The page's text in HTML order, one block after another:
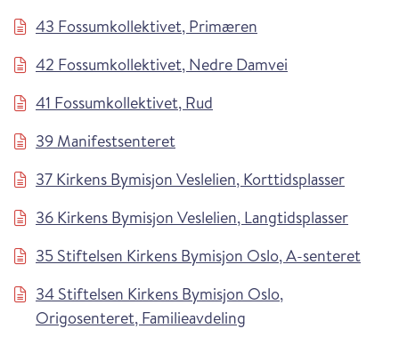
43 Fossumkollektivet, Primæren
42 Fossumkollektivet, Nedre Damvei
41 Fossumkollektivet, Rud
39 Manifestsenteret
37 Kirkens Bymisjon Veslelien, Korttidsplasser
36 Kirkens Bymisjon Veslelien, Langtidsplasser
35 Stiftelsen Kirkens Bymisjon Oslo, A-senteret
34 Stiftelsen Kirkens Bymisjon Oslo,
Origosenteret, Familieavdeling